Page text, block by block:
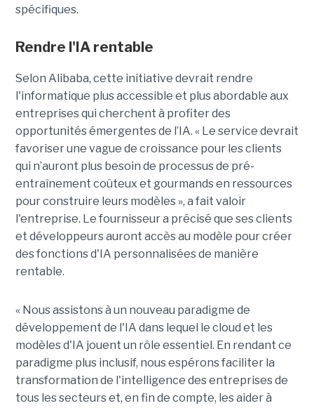
spécifiques.
Rendre l'IA rentable
Selon Alibaba, cette initiative devrait rendre
l'informatique plus accessible et plus abordable aux
entreprises qui cherchent à profiter des
opportunités émergentes de l’IA. « Le service devrait
favoriser une vague de croissance pour les clients
qui n’auront plus besoin de processus de pré-
entraînement coûteux et gourmands en ressources
pour construire leurs modèles », a fait valoir
l'entreprise. Le fournisseur a précisé que ses clients
et développeurs auront accès au modèle pour créer
des fonctions d'IA personnalisées de manière
rentable.
« Nous assistons à un nouveau paradigme de
développement de l'IA dans lequel le cloud et les
modèles d'IA jouent un rôle essentiel. En rendant ce
paradigme plus inclusif, nous espérons faciliter la
transformation de l'intelligence des entreprises de
tous les secteurs et, en fin de compte, les aider à